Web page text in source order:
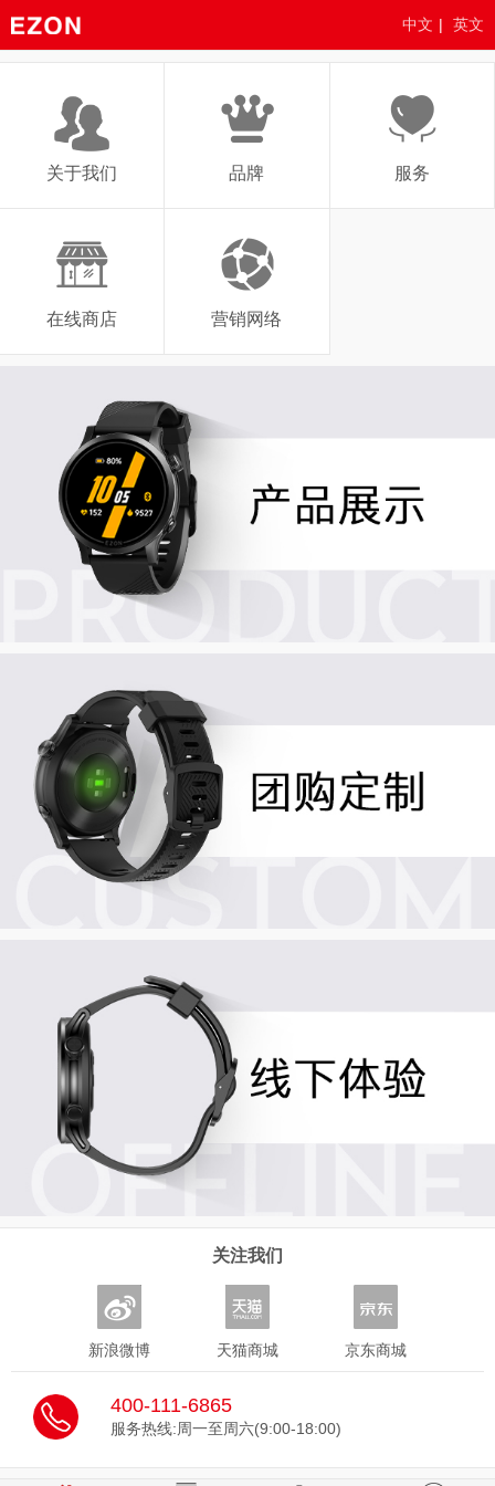
中文 | 英文
关于我们 品牌 服务
在线商店 营销网络
关注我们
新浪微博 天猫商城 京东商城
400-111-6865
服务热线:周一至周六(9:00-18:00)